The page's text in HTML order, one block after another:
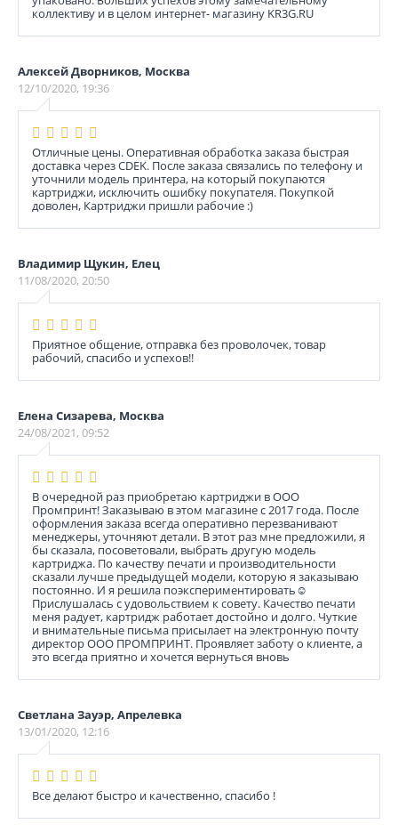
коллективу и в целом интернет- магазину KR3G.RU
Алексей Дворников, Москва
12/10/2020, 19:36
Отличные цены. Оперативная обработка заказа быстрая
доставка через CDEK. После заказа связались по телефону и
уточнили модель принтера, на который покупаются
картриджи, исключить ошибку покупателя. Покупкой
доволен, Картриджи пришли рабочие :)
Владимир Щукин, Елец
11/08/2020, 20:50
Приятное общение, отправка без проволочек, товар
рабочий, спасибо и успехов!!
Елена Сизарева, Москва
24/08/2021, 09:52
В очередной раз приобретаю картриджи в ООО
Промпринт! Заказываю в этом магазине с 2017 года. После
оформления заказа всегда оперативно перезванивают
менеджеры, уточняют детали. В этот раз мне предложили, я
бы сказала, посоветовали, выбрать другую модель
картриджа. По качеству печати и производительности
сказали лучше предыдущей модели, которую я заказываю
постоянно. И я решила поэкспериментировать☺️
Прислушалась с удовольствием к совету. Качество печати
меня радует, картридж работает достойно и долго. Чуткие
и внимательные письма присылает на электронную почту
директор ООО ПРОМПРИНТ. Проявляет заботу о клиенте, а
это всегда приятно и хочется вернуться вновь
Светлана Зауэр, Апрелевка
13/01/2020, 12:16
Все делают быстро и качественно, спасибо !